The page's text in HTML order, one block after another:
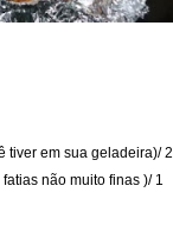
tiver em sua geladeira)/ 2
não muito finas )/ 1